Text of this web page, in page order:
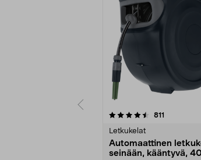
811
Letkukelat
Automaattinen
seinään, kääntyvä,
4.5 viidestä